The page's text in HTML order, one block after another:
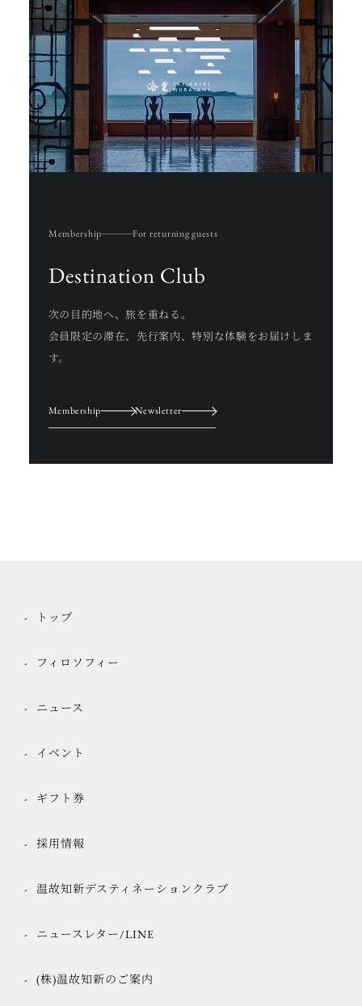
Membership For returning guests
Destination Club
次の目的地へ、旅を重ねる。
会員限定の滞在、先行案内、特別な体験をお届けしま
す。
Membership Newsletter
トップ
フィロソフィー
ニュース
イベント
ギフト券
採用情報
温故知新デスティネーションクラブ
ニュースレター/LINE
(株)温故知新のご案内